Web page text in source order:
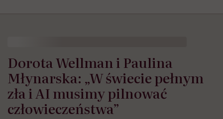
Dorota Wellman i Paulina
Młynarska: „W świecie pełnym
zła i AI musimy pilnować
człowieczeństwa”